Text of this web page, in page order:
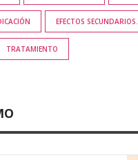
EFECTOS SECUNDARIOS.
TRATAMIENTO